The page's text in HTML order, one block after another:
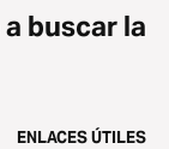
buscar la
ENLACES ÚTILES